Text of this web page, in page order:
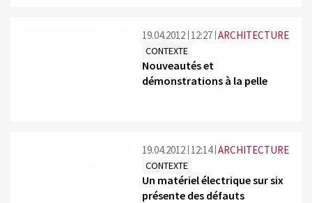
19.04.2012 12:27 ARCHITECTURE
CONTEXTE
Nouveautés et
démonstrations à la pelle
19.04.2012 12:14 ARCHITECTURE
CONTEXTE
Un matériel électrique sur six
présente des défauts